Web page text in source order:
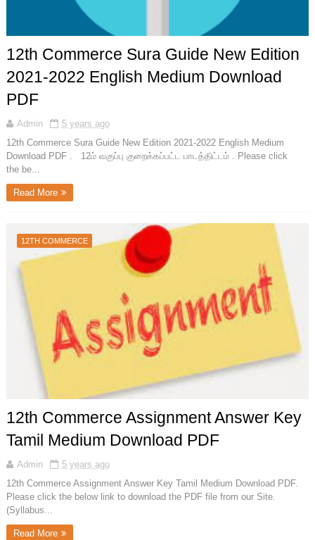
12th Commerce Sura Guide New Edition
2021-2022 English Medium Download
PDF
Admin
5 years ago
12th Commerce Sura Guide New Edition 2021-2022 English Medium
Download PDF . 12ம் வகுப்பு குறைக்கப்பட்ட பாடத்திட்டம் . Please click
the be...
Read More
12TH COMMERCE
12th Commerce Assignment Answer Key
Tamil Medium Download PDF
Admin
5 years ago
12th Commerce Assignment Answer Key Tamil Medium Download PDF.
Please click the below link to download the PDF file from our Site.
(Syllabus...
Read More